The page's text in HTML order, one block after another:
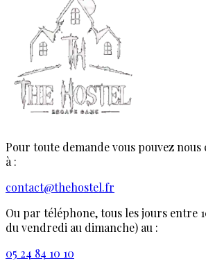
Pour toute demande vous pouvez
à :
contact@thehostel.fr
Ou par téléphone, tous les jours entre
du vendredi au dimanche) au :
05 24 84 10 10